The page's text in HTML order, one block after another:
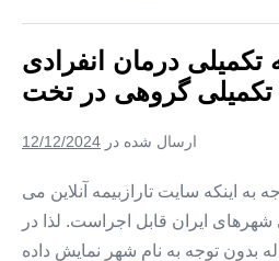
درمان
+
بیمه
درمان
تکمیلی
در
تکمیلی درمان انفرادی
تکمیلی گروهی در تخت
ارسال شده در 12/12/2024
به اینکه سایت تارازبیمه آنلاین می
شهرهای ایران قابل اجراست. لذا در
بدون توجه به نام شهر نمایش داده